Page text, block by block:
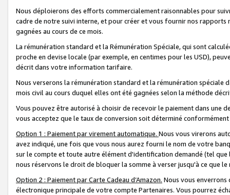
Nous déploierons des efforts commercialement raisonnables pour
cadre de notre suivi interne, et pour créer et vous fournir nos
gagnées au cours de ce mois.
La rémunération standard et la Rémunération Spéciale, qui sont
proche en devise locale (par exemple, en centimes pour les USD),
décrit dans votre information tarifaire.
Nous verserons la rémunération standard et la rémunération spéciale
mois civil au cours duquel elles ont été gagnées selon la méthode
Vous pouvez être autorisé à choisir de recevoir le paiement dans une
vous acceptez que le taux de conversion soit déterminé
Option 1 : Paiement par virement automatique. Nous vous virerons
avez indiqué, une fois que vous nous aurez fourni le nom de votre
sur le compte et toute autre élément d'identification demandé (tel que
nous réservons le droit de bloquer la somme à verser jusqu'à ce que
Option 2 : Paiement par Carte Cadeau d’Amazon. Nous vous
électronique principale de votre compte Partenaires. Vous pourrez